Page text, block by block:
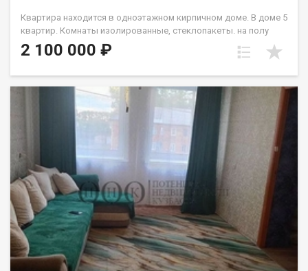
Квартира находится в одноэтажном кирпичном доме. В доме 5
квартир. Комнаты изолированные, стеклопакеты. на полу
линолеум, с/у совмещенный, душевая кабина,
водонагреватель, водяное- печное отопление На участке есть
2 100 000 ₽